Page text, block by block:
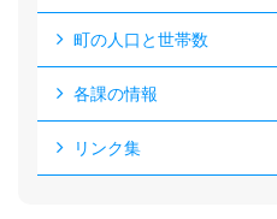
町の人口と世帯数
各課の情報
リンク集